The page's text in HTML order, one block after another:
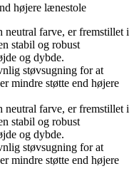
højere lænestole
neutral farve, er fremstillet i
stabil og robust
og dybde.
støvsugning for at
mindre støtte end højere
neutral farve, er fremstillet i
stabil og robust
og dybde.
støvsugning for at
mindre støtte end højere